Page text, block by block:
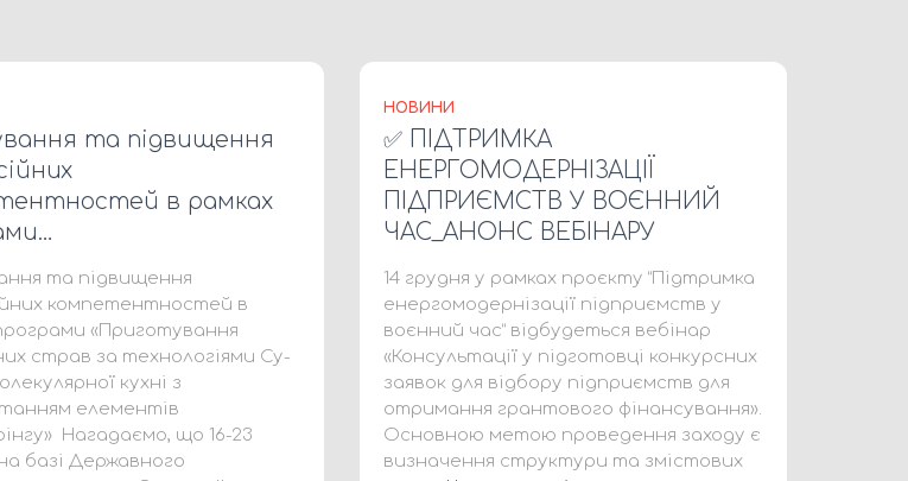
та підвищення
в рамках
та підвищення
компетентностей в
«Приготування
страв за технологіями Су-
кухні з
елементів
Нагадаємо, що 16-23
базі Державного
НОВИНИ
✅ ПІДТРИМКА
ЕНЕРГОМОДЕРНІЗАЦІЇ
ПІДПРИЄМСТВ У ВОЄННИЙ
ЧАС_АНОНС ВЕБІНАРУ
14 грудня у рамках проєкту “Підтримка
енергомодернізації підприємств у
воєнний час” відбудеться вебінар
«Консультації у підготовці конкурсних
заявок для відбору підприємств для
отримання грантового фінансування».
Основною метою проведення заходу є
визначення структури та змістових